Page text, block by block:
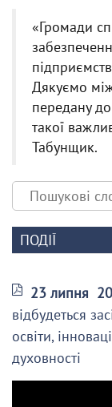
«Громади
Дякуємо
передану
такої
Табунщик.
ПОДІЇ
23 липня
відбудеться
освіти,
духовності